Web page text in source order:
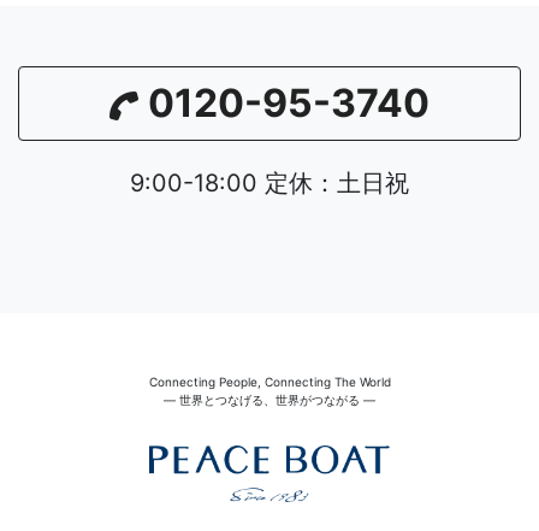
0120-95-3740
9:00-18:00 定休：土日祝
Connecting People, Connecting The World
― 世界とつなげる、世界がつながる ―